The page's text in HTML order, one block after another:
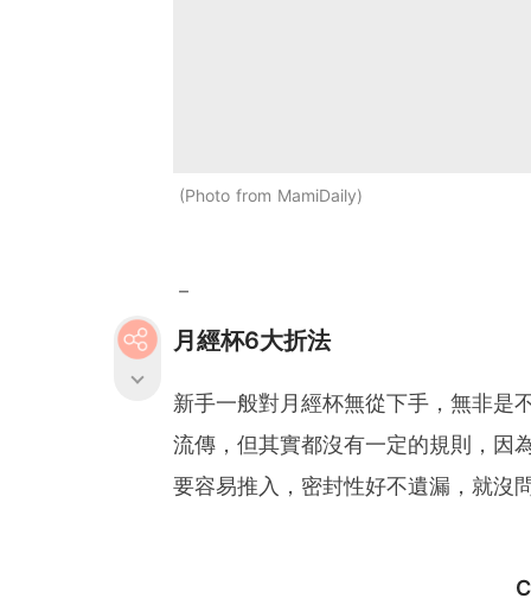
Photo from MamiDaily
－
月經杯6大折法
新手一般對月經杯無從下手，無非是
流傳，但其實都沒有一定的規則，因
要容易推入，密封性好不遺漏，就沒